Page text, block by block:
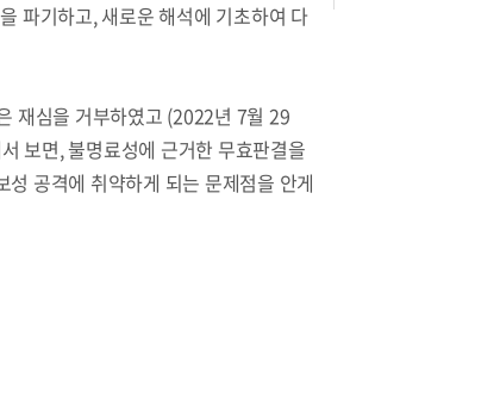
파기하고, 새로운 해석에 기초하여 다
재심을 거부하였고 (2022년 7월 29
보면, 불명료성에 근거한 무효판결을
공격에 취약하게 되는 문제점을 안게